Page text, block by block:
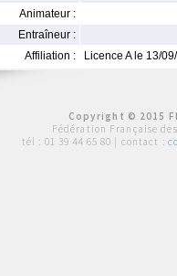
Animateur :
Entraîneur :
Affiliation :
Licence A le 13/
Copyright © 2015
Fédération Française des
tél : 01 39 44 65 80 | contact :